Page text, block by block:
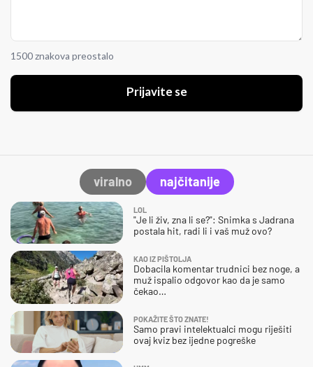
1500 znakova preostalo
Prijavite se
viralno najčitanije
LOL
"Je li živ, zna li se?": Snimka s Jadrana
postala hit, radi li i vaš muž ovo?
KAO IZ PIŠTOLJA
Dobacila komentar trudnici bez noge, a
muž ispalio odgovor kao da je samo
čekao…
POKAŽITE ŠTO ZNATE!
Samo pravi intelektualci mogu riješiti
ovaj kviz bez ijedne pogreške